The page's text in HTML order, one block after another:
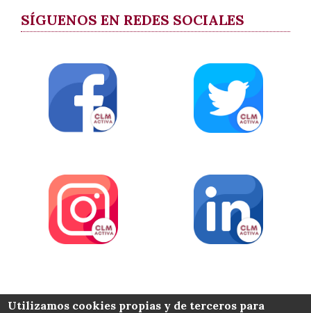
SÍGUENOS EN REDES SOCIALES
COLABORA
Utilizamos cookies propias y de terceros para